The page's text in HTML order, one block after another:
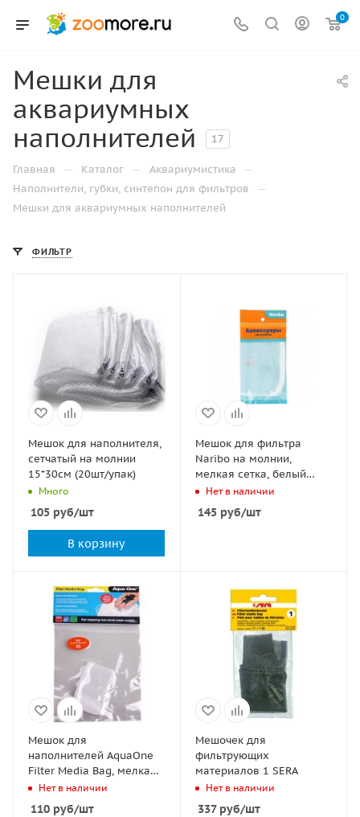
0
Мешки для
аквариумных
наполнителей
17
Главная — Каталог — Аквариумистика —
Наполнители, губки, синтепон для фильтров —
Мешки для аквариумных наполнителей
ФИЛЬТР
Мешок для наполнителя,
сетчатый на молнии
15*30см (20шт/упак)
Много
105 руб/шт
В корзину
Мешок для фильтра
Naribo на молнии,
мелкая сетка, белый
25х30см
Нет в наличии
145руб/шт
Мешок для
наполнителей AquaOne
Filter Media Bag, мелкая
сетка, 7,5*4 см
Нет в наличии
110 руб/шт
Мешочек для
фильтрующих
материалов 1 SERA
Нет в наличии
337руб/шт